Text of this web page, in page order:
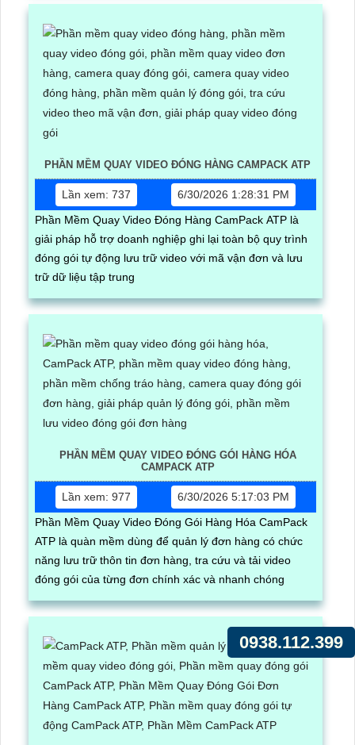
PHẦN MỀM QUAY VIDEO ĐÓNG HÀNG CAMPACK ATP
Lần xem: 737
6/30/2026 1:28:31 PM
Phần Mềm Quay Video Đóng Hàng CamPack ATP là
giải pháp hỗ trợ doanh nghiệp ghi lại toàn bộ quy trình
đóng gói tự động lưu trữ video với mã vận đơn và lưu
trữ dữ liệu tập trung
PHẦN MỀM QUAY VIDEO ĐÓNG GÓI HÀNG HÓA
CAMPACK ATP
Lần xem: 977
6/30/2026 5:17:03 PM
Phần Mềm Quay Video Đóng Gói Hàng Hóa CamPack
ATP là quàn mềm dùng để quản lý đơn hàng có chức
năng lưu trữ thôn tin đơn hàng, tra cứu và tải video
đóng gói của từng đơn chính xác và nhanh chóng
0938.112.399